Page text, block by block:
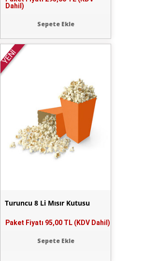
Dahil)
Sepete Ekle
YENİ
Turuncu 8 Li Mısır Kutusu
Paket Fiyatı 95,00 TL (KDV Dahil)
Sepete Ekle